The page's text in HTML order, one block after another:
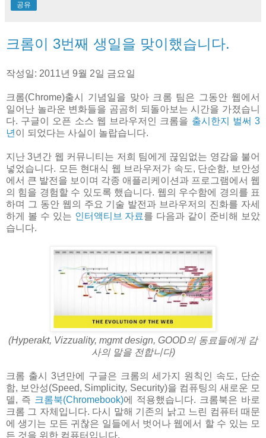
공유
크롬이 3번째 생일을 맞이했습니다.
작성일: 2011년 9월 2일 금요일
크롬(Chrome)출시 기념일을 맞아 크롬 팀은 그동안 웹에서
일어난 놀라운 변화들을 곰곰히 되돌아보는 시간을 가졌습니
다. 구글이 오픈 소스 웹 브라우저인 크롬을 출시한지 벌써 3
년 이 되었다는 사실이 놀랍습니다.
지난 3년간 웹 커뮤니티는 저희 팀에게 끊임없는 영감을 불어
넣었습니다. 모든 현대식 웹 브라우저가 속도, 단순함, 보안성
에서 큰 발전을 보이며 각종 애플리케이션과 프로그램에서 웹
의 힘을 경험할 수 있도록 했습니다. 웹의 우수함에 경의를 표
하며 그 동안 웹의 주요 기술 발전과 브라우저의 진화를 자세
하게 볼 수 있는 인터액티브 자료를 다음과 같이 준비해 보았
습니다.
(Hyperakt, Vizzuality, mgmt design, GOOD의 동료들에게 감
사의 말을 전합니다)
크롬 출시 3년만에 구글은 크롬의 세가지 원칙인 속도, 단순
함, 보안성(Speed, Simplicity, Security)을 컴퓨팅의 새로운 모
델, 즉 크롬북(Chromebook)에 적용했습니다. 크롬북은 바로
크롬 그 자체입니다. 다시 말해 기존의 낡고 느린 컴퓨터 때문
에 생기는 모든 귀찮은 일들에서 벗어나 웹에서 할 수 있는 모
든 것을 위한 컴퓨터입니다.